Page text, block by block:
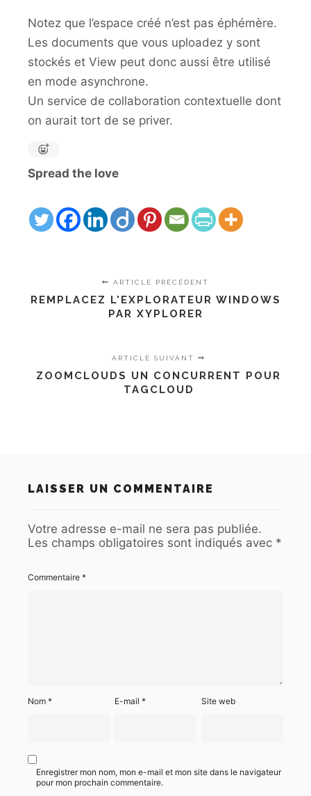
Notez que l’espace créé n’est pas éphémère.
Les documents que vous uploadez y sont
stockés et View peut donc aussi être utilisé
en mode asynchrone.
Un service de collaboration contextuelle dont
on aurait tort de se priver.
Spread the love
ARTICLE PRÉCÉDENT
REMPLACEZ L'EXPLORATEUR WINDOWS
PAR XYPLORER
ARTICLE SUIVANT
ZOOMCLOUDS UN CONCURRENT POUR
TAGCLOUD
LAISSER UN COMMENTAIRE
Votre adresse e-mail ne sera pas publiée.
Les champs obligatoires sont indiqués avec *
Commentaire *
Nom * E-mail* Site web
Enregistrer mon nom, mon e-mail et mon site dans le navigateur
pour mon prochain commentaire.